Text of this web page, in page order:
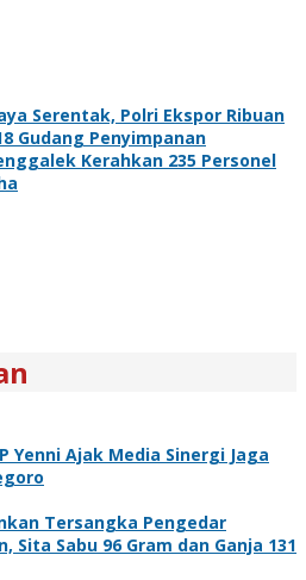
Serentak, Polri Ekspor Ribuan
Gudang Penyimpanan
Kerahkan 235 Personel
Yenni Ajak Media Sinergi Jaga
Tersangka Pengedar
Sita Sabu 96 Gram dan Ganja 131